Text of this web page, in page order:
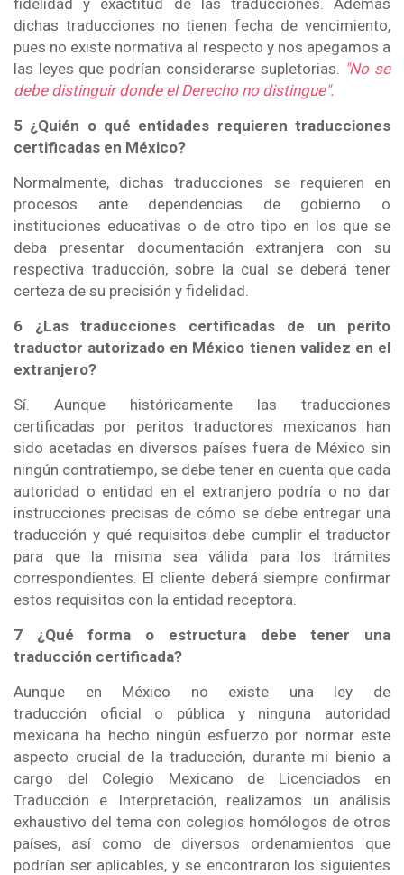
dichas traducciones no tienen fecha de vencimiento,
pues no existe normativa al respecto y nos apegamos a
las leyes que podrían considerarse supletorias.
"No se
debe distinguir donde el Derecho no distingue".
5 ¿Quién o qué entidades requieren traducciones
certificadas en México?
Normalmente, dichas traducciones se requieren en
procesos ante dependencias de gobierno o
instituciones educativas o de otro tipo en los que se
deba presentar documentación extranjera con su
respectiva traducción, sobre la cual se deberá tener
certeza de su precisión y fidelidad.
6 ¿Las traducciones certificadas de un perito
traductor autorizado en México tienen validez en el
extranjero?
Sí. Aunque históricamente las traducciones
certificadas por peritos traductores mexicanos han
sido acetadas en diversos países fuera de México sin
ningún contratiempo, se debe tener en cuenta que cada
autoridad o entidad en el extranjero podría o no dar
instrucciones precisas de cómo se debe entregar una
traducción y qué requisitos debe cumplir el traductor
para que la misma sea válida para los trámites
correspondientes. El cliente deberá siempre confirmar
estos requisitos con la entidad receptora.
7 ¿Qué forma o estructura debe tener una
traducción certificada?
Aunque en México no existe una ley de
traducción oficial o pública y ninguna autoridad
mexicana ha hecho ningún esfuerzo por normar este
aspecto crucial de la traducción, durante mi bienio a
cargo del Colegio Mexicano de Licenciados en
Traducción e Interpretación, realizamos un análisis
exhaustivo del tema con colegios homólogos de otros
países, así como de diversos ordenamientos que
podrían ser aplicables, y se encontraron los siguientes